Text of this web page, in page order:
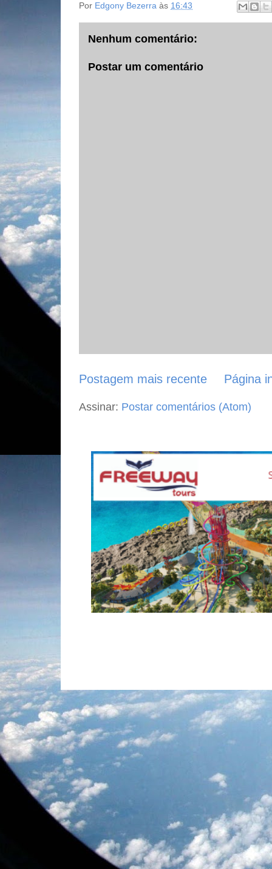
Por Edgony Bezerra às 16:43
Nenhum comentário:
Postar um comentário
Postagem mais recente Página
Assinar: Postar comentários (Atom)